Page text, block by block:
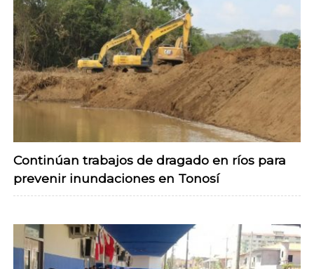
Continúan trabajos de dragado en ríos para
prevenir inundaciones en Tonosí